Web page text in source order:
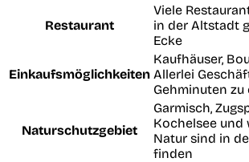
Restaurant
Viele
in der Altstadt
Ecke
Einkaufsmöglichkeiten
Kaufhäuser,
Allerlei
Gehminuten zu
Naturschutzgebiet
Garmisch,
Kochelsee und
Natur sind in
finden